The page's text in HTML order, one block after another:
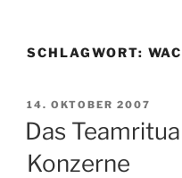
SCHLAGWORT:
VERÖFFENTLICHT
AM
14. OKTOBER 2007
Das
Konzerne